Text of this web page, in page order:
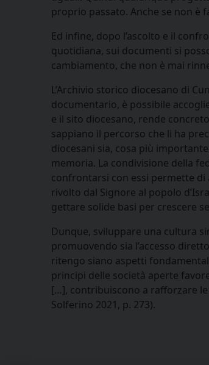
proprio passato. Anche se non è
Ed infine, dopo l’ascolto e il
quotidiana, sui documenti si
cambiamento, che non è mai
L’Archivio storico diocesano di
documentario, è possibile
e il sito diocesano, rende
sappiano il percorso che li ha
diocesani sia, cosa più
memoria. La condivisione della
confrontarsi con essi permette
rivolto dal Signore al popolo
gettare solide basi per crescere
Dunque, sviluppare una cultura
promuovendo sia l’accesso
ritengo siano aspetti
principi delle società aperte
[…], contribuiscono a rafforzare
Solferino 2021, p. 273).